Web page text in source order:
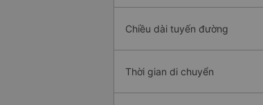
Chiều dài tuyến đường
Thời gian di chuyển